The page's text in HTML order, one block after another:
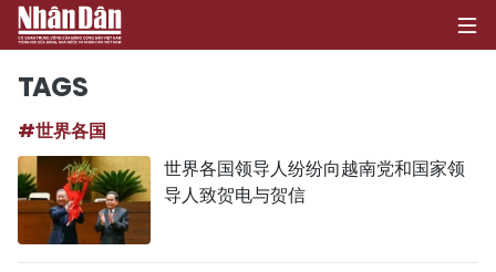
政治
TAGS
#世界各国
世界各国领导人纷纷向越南党和国家领
导人致贺电与贺信